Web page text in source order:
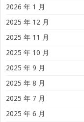
2026 年 1 月
2025 年 12 月
2025 年 11 月
2025 年 10 月
2025 年 9 月
2025 年 8 月
2025 年 7 月
2025 年 6 月